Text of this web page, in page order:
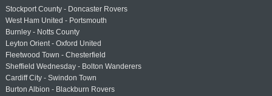
Stockport County - Doncaster Rovers
West Ham United - Portsmouth
Burnley - Notts County
Leyton Orient - Oxford United
Fleetwood Town - Chesterfield
Sheffield Wednesday - Bolton Wanderers
Cardiff City - Swindon Town
Burton Albion - Blackburn Rovers